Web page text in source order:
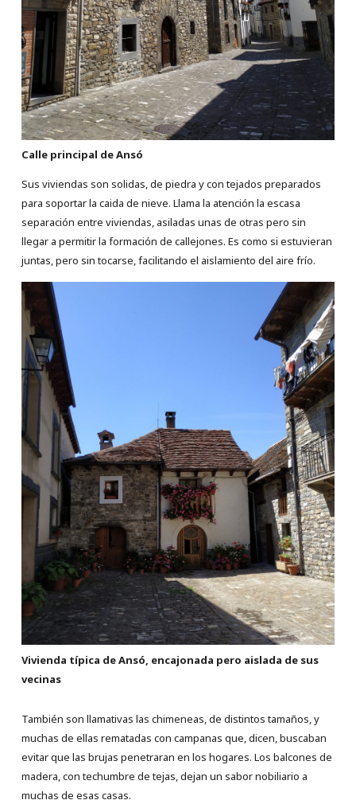
Calle principal deAnsó
Sus viviendas son solidas, de piedra y con tejados preparados
para soportar la caida de nieve. Llama la atención la escasa
separación entre viviendas, asiladas unas de otras pero sin
llegar a permitir la formación de callejones. Es como si estuvieran
juntas, pero sin tocarse, facilitando el aislamiento del aire frío.
Vivienda típica de Ansó, encajonada pero aislada de sus
vecinas
También son llamativas las chimeneas, de distintos tamaños, y
muchas de ellas rematadas con campanas que, dicen, buscaban
evitar que las brujas penetraran en los hogares. Los balcones de
madera, con techumbre de tejas, dejan un sabor nobiliario a
muchas de esas casas.